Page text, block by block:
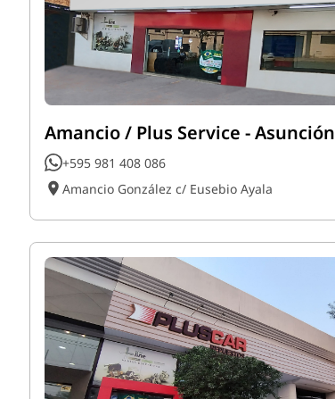
Amancio / Plus Service - Asunción
+595 981 408 086
Amancio González c/ Eusebio Ayala